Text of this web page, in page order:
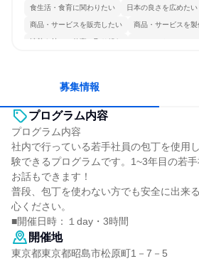
食生活・食育に関わりたい 日本の良さを広めたい
商品・サービスを販売したい 商品・サービスを製
情熱を持って仕事に取り組む コミュニケーション
募集情報
プログラム内容
プログラム内容
社内で行っている若手社員の包丁を使用
験できるプログラムです。1~3年目の若手
お話もできます！
普段、包丁を使わない方でも安全に出来
心ください。
■開催日時：１day・3時間
開催地
東京都東京都昭島市松原町1－7－5